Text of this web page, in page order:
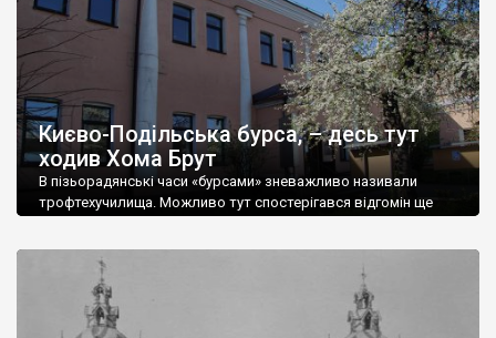
Києво-Подільська бурса, – десь тут
ходив Хома Брут
В пізьорадянські часи «бурсами» зневажливо називали
трофтехучилища. Можливо тут спостерігався відгомін ще
прорватися до університетів-інститутів, навіть при
декларованій в СРСР рівності, школярам із віддалених сіл чи
робітничих околиць було непросто. Їм світила лише одна
дорога – до «бурси» (ТУ чи […]